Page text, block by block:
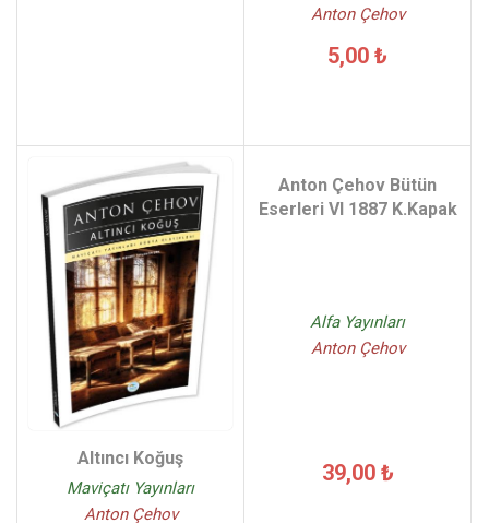
Anton Çehov
5,00 ₺
Altıncı Koğuş
Maviçatı Yayınları
Anton Çehov
Anton Çehov Bütün
Eserleri VI 1887 K.Kapak
Alfa Yayınları
Anton Çehov
39,00 ₺